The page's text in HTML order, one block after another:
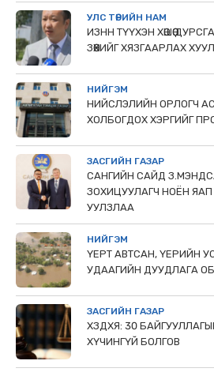
УЛС ТӨРИЙН НАМ
ИЗНН ТҮҮХЭН ХӨШӨӨ
ЗӨӨХИЙГ ХЯЗГААРЛАХ
НИЙГЭМ
НИЙСЛЭЛИЙН ОРЛОГЧ
ХОЛБОГДОХ ХЭРГИЙГ
ЗАСГИЙН ГАЗАР
САНГИЙН САЙД
ЗОХИЦУУЛАГЧ НОЁН
УУЛЗЛАА
НИЙГЭМ
ҮЕРТ АВТСАН, ҮЕРИЙН
УДААГИЙН ДУУДЛАГА
ЗАСГИЙН ГАЗАР
ХЗДХЯ: 30
ХҮЧИНГҮЙ БОЛГОВ